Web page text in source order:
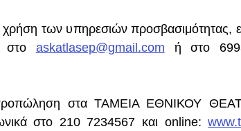
χρήση των υπηρεσιών προσβασιμότητας,
στο askatlasep@gmail.com ή στο
προπώληση στα ΤΑΜΕΙΑ ΕΘΝΙΚΟΥ
στο 210 7234567 και online: